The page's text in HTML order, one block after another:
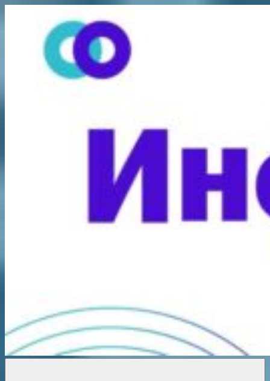
содержимому